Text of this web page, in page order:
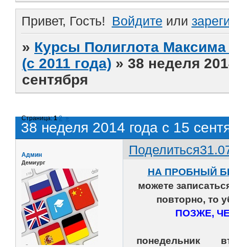
Привет, Гость! Войдите или
» Курсы Полиглота
(с 2011 года) »38 неделя
сентября
38 неделя 2014 года с 15
Страница:1 2 »
Поделиться
Админ
Демиург
НА ПРОБНЫЙ
можете
повторно, то
ПОЗЖЕ,